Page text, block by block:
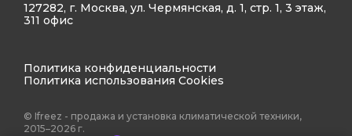
127282, г. Москва, ул. Чермянская, д. 1, стр. 1, 3 этаж,
311 офис
Политика конфиденциальности
Политика использования Cookies
© Ifreez - продажа и установка климатической техники,
2015–2026 г.